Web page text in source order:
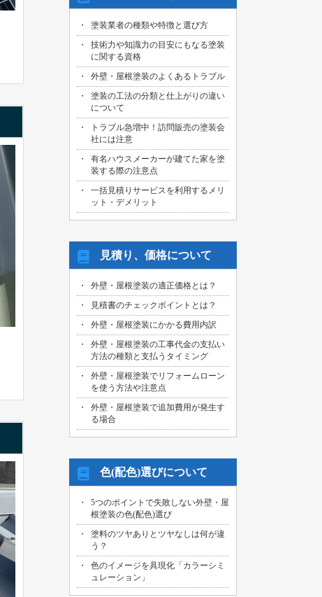
塗装業者の種類や特徴と選び方
技術力や知識力の目安にもなる塗装
に関する資格
外壁・屋根塗装のよくあるトラブル
塗装の工法の分類と仕上がりの違い
について
トラブル急増中！訪問販売の塗装会
社には注意
有名ハウスメーカーが建てた家を塗
装する際の注意点
一括見積りサービスを利用するメリ
ット・デメリット
見積り、価格について
外壁・屋根塗装の適正価格とは？
見積書のチェックポイントとは？
外壁・屋根塗装にかかる費用内訳
外壁・屋根塗装の工事代金の支払い
方法の種類と支払うタイミング
外壁・屋根塗装でリフォームローン
を使う方法や注意点
外壁・屋根塗装で追加費用が発生す
る場合
色(配色)選びについて
5つのポイントで失敗しない外壁・屋
根塗装の色(配色)選び
塗料のツヤありとツヤなしは何が違
う？
色のイメージを具現化「カラーシミ
ュレーション」